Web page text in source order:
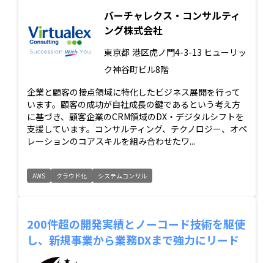
バーチャレクス・コンサルティ
ング株式会社
東京都 港区虎ノ門4-3-13 ヒューリッ
ク神谷町ビル8階
企業と顧客の接点領域に特化したビジネス展開を行って
います。顧客の成功が自社成長の鍵であるという考え方
に基づき、顧客企業のCRM領域のDX・デジタルシフトを
支援しています。コンサルティング、テクノロジー、オペ
レーションのコアスキルを組み合わせたワ...
AWS クラウド化 システムコンサル
200件超の開発実績とノーコード技術を駆使
し、新規事業から業務DXまで強力にリード